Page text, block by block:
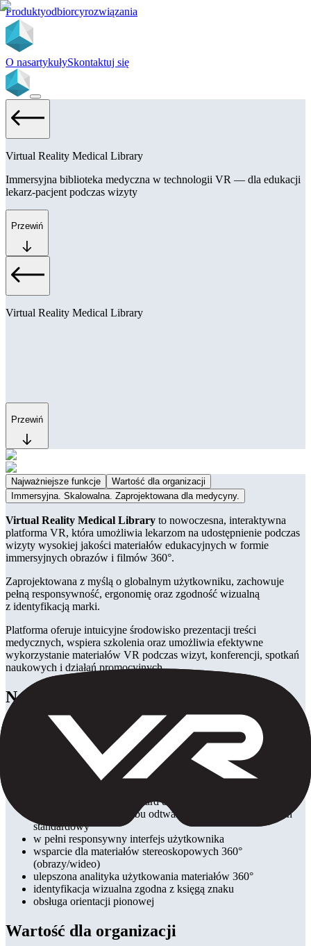
Produktyodbiorcyrozwiązania
O nasartykułySkontaktuj się
Virtual Reality Medical Library
Immersyjna biblioteka medyczna w technologii VR — dla edukacji
lekarz-pacjent podczas wizyty
Przewiń
Virtual Reality Medical Library
Przewiń
Najważniejsze funkcje
Wartość dla organizacji
Immersyjna. Skalowalna. Zaprojektowana dla medycyny.
Virtual Reality Medical Library to nowoczesna, interaktywna
platforma VR, która umożliwia lekarzom na udostępnienie podczas
wizyty wysokiej jakości materiałów edukacyjnych w formie
immersyjnych obrazów i filmów 360°.
Zaprojektowana z myślą o globalnym użytkowniku, zachowuje
pełną responsywność, ergonomię oraz zgodność wizualną
z identyfikacją marki.
Platforma oferuje intuicyjne środowisko prezentacji treści
medycznych, wspiera szkolenia oraz umożliwia efektywne
wykorzystanie materiałów VR podczas wizyt, konferencji, spotkań
naukowych i działań promocyjnych.
Najważniejsze funkcje
obsługa wielu rynków i języków
udoskonalony, przyjazny użytkownikowi interfejs
obsługa strumieniowania materiałów przez CDN (Content
Delivery Network)
hierarchiczna struktura danych:
kraj → obszar
obsługa przycisku cardboard do funkcji play/pause
płynne przełączanie trybu odtwarzania: cardboard ↔ ekran
standardowy
w pełni responsywny interfejs użytkownika
wsparcie dla materiałów stereoskopowych 360°
(obrazy/wideo)
ulepszona analityka użytkowania materiałów 360°
identyfikacja wizualna zgodna z księgą znaku
obsługa orientacji pionowej
Wartość dla organizacji